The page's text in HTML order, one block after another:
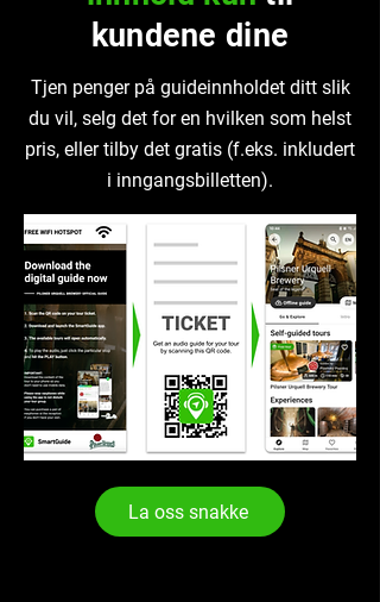
kundene dine
Tjen penger på guideinnholdet ditt slik
du vil, selg det for en hvilken som helst
pris, eller tilby det gratis (f.eks. inkludert
i inngangsbilletten).
La oss snakke